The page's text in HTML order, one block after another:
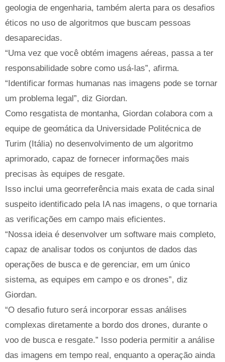
geologia de engenharia, também alerta para os desafios
éticos no uso de algoritmos que buscam pessoas
desaparecidas.
“Uma vez que você obtém imagens aéreas, passa a ter
responsabilidade sobre como usá-las”, afirma.
“Identificar formas humanas nas imagens pode se tornar
um problema legal”, diz Giordan.
Como resgatista de montanha, Giordan colabora com a
equipe de geomática da Universidade Politécnica de
Turim (Itália) no desenvolvimento de um algoritmo
aprimorado, capaz de fornecer informações mais
precisas às equipes de resgate.
Isso inclui uma georreferência mais exata de cada sinal
suspeito identificado pela IA nas imagens, o que tornaria
as verificações em campo mais eficientes.
“Nossa ideia é desenvolver um software mais completo,
capaz de analisar todos os conjuntos de dados das
operações de busca e de gerenciar, em um único
sistema, as equipes em campo e os drones”, diz
Giordan.
“O desafio futuro será incorporar essas análises
complexas diretamente a bordo dos drones, durante o
voo de busca e resgate.” Isso poderia permitir a análise
das imagens em tempo real, enquanto a operação ainda